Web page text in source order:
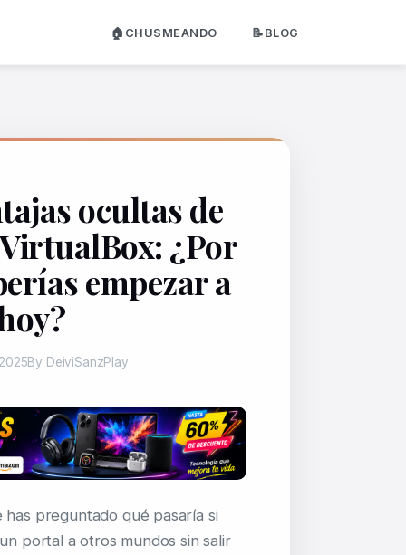
🏠CHUSMEANDO 📝BLOG
ocultas de
¿Por
empezar a
By DeiviSanzPlay
has preguntado qué pasaría si
portal a otros mundos sin salir